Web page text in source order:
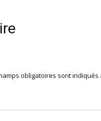
obligatoires sont indiqués